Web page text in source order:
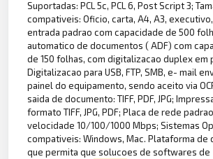
Suportadas: PCL 5c, PCL 6, Post Script 3;
compativeis: Oficio, carta, A4, A3,
entrada padrao com capacidade de 500
automatico de documentos ( ADF) com
de 150 folhas, com digitalizacao duplex em
Digitalizacao para USB, FTP, SMB, e- mail
painel do equipamento, sendo aceito via
saida de documento: TIFF, PDF, JPG;
formato TIFF, JPG, PDF; Placa de rede
velocidade 10/100/1000 Mbps; Sistemas
compativeis: Windows, Mac. Plataforma de
que permita que solucoes de softwares de